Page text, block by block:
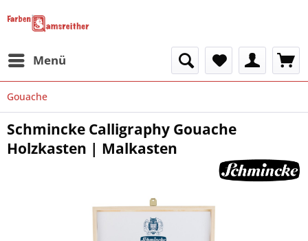
Menü
Gouache
Schmincke Calligraphy Gouache
Holzkasten | Malkasten